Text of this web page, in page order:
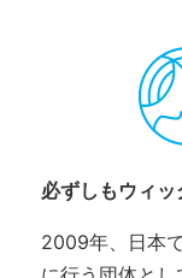
必ずしもウィ
2009年、日本